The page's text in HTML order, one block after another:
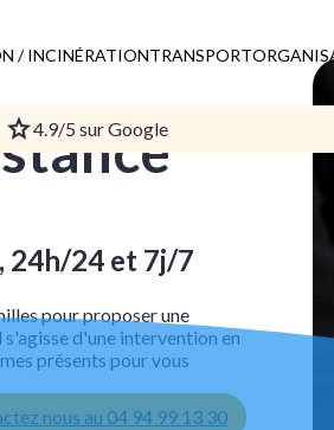
/ INCINÉRATIONTRANSPORT
4.9/5 sur Google
24h/24 et 7j/7
pour proposer une
d'une intervention en
présents pour vous
nous au 04 94 99 13 30